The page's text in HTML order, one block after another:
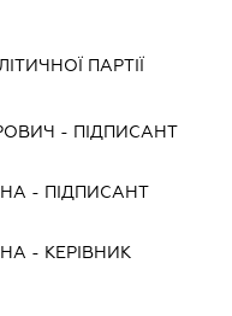
ПАРТІЇ
- ПІДПИСАНТ
- ПІДПИСАНТ
- КЕРІВНИК